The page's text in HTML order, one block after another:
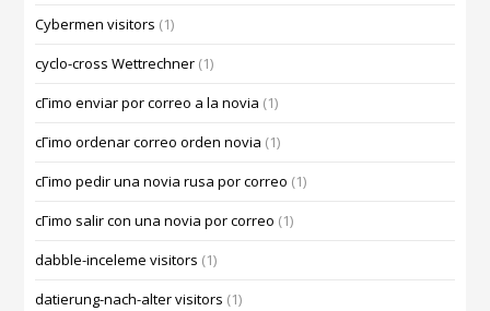
Cybermen visitors (1)
cyclo-cross Wettrechner (1)
cГіmo enviar por correo a la novia (1)
cГіmo ordenar correo orden novia (1)
cГіmo pedir una novia rusa por correo (1)
cГіmo salir con una novia por correo (1)
dabble-inceleme visitors (1)
datierung-nach-alter visitors (1)